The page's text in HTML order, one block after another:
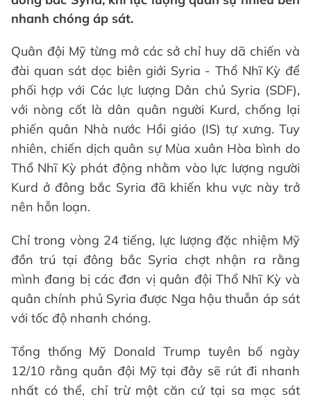
nhanh chóng áp sát.
Quân đội Mỹ từng mở các sở chỉ huy dã chiến và
đài quan sát dọc biên giới Syria - Thổ Nhĩ Kỳ để
phối hợp với Các lực lượng Dân chủ Syria (SDF),
với nòng cốt là dân quân người Kurd, chống lại
phiến quân Nhà nước Hồi giáo (IS) tự xưng. Tuy
nhiên, chiến dịch quân sự Mùa xuân Hòa bình do
Thổ Nhĩ Kỳ phát động nhằm vào lực lượng người
Kurd ở đông bắc Syria đã khiến khu vực này trở
nên hỗn loạn.
Chỉ trong vòng 24 tiếng, lực lượng đặc nhiệm Mỹ
đồn trú tại đông bắc Syria chợt nhận ra rằng
mình đang bị các đơn vị quân đội Thổ Nhĩ Kỳ và
quân chính phủ Syria được Nga hậu thuẫn áp sát
với tốc độ nhanh chóng.
Tổng thống Mỹ Donald Trump tuyên bố ngày
12/10 rằng quân đội Mỹ tại đây sẽ rút đi nhanh
nhất có thể, chỉ trừ một căn cứ tại sa mạc sát